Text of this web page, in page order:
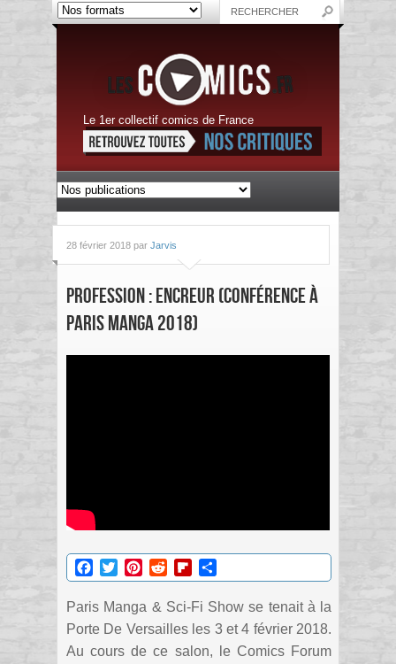
Le 1er collectif comics de France
28 février 2018 par Jarvis
Profession : Encreur (Conférence à
Paris Manga 2018)
Facebook
TwitterPinterestRedditFlipboard
Paris Manga & Sci-Fi Show se tenait à la
Porte De Versailles les 3 et 4 février 2018.
Au cours de ce salon, le Comics Forum